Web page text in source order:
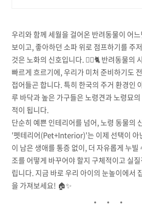
우리와 함께 세월을 걸어온 반려동물이 어
보이고, 좋아하던 소파 위로 점프하기를 주
것은 노화의 신호입니다. 🐕‍🦺🐈 반려동물의
빠르게 흐르기에, 우리가 미처 준비하기도
접어들곤 합니다. 특히 한국의 주거 환경인
루 바닥과 높은 가구들은 노령견과 노령묘
적이 됩니다.
단순히 예쁜 인테리어를 넘어, 노령 동물의
'펫테리어(Pet+Interior)'는 이제 선택이 아
이 남은 생애를 통증 없이, 더 자유롭게 누빌
조를 어떻게 바꾸어야 할지 구체적이고 실
립니다. 지금 바로 우리 아이의 눈높이에서
을 가져보세요! 🏠✨